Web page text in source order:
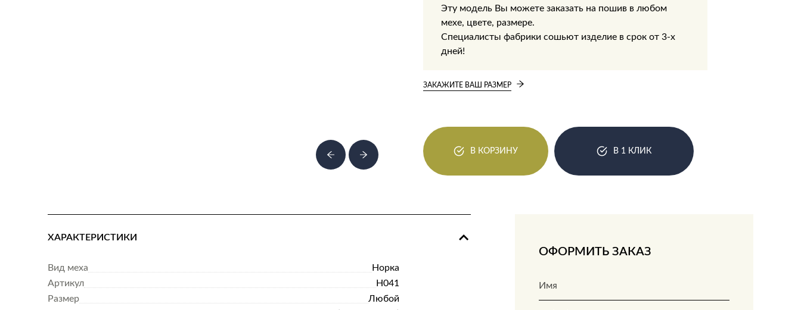
Эту модель Вы можете заказать на пошив в любом
мехе, цвете, размере.
Специалисты фабрики сошьют изделие в срок от 3-х
дней!
ЗАКАЖИТЕ ВАШ РАЗМЕР
В КОРЗИНУ В 1 КЛИК
ХАРАКТЕРИСТИКИ
Вид меха
Норка
Артикул
Н041
Размер
Любой
ОФОРМИТЬ ЗАКАЗ